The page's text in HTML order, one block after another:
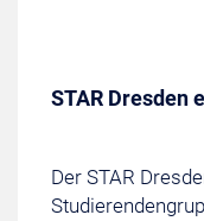
STAR Dresden
Der STAR